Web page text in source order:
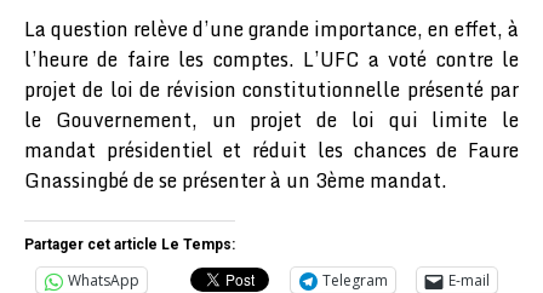
La question relève d’une grande importance, en effet, à
l’heure de faire les comptes. L’UFC a voté contre le
projet de loi de révision constitutionnelle présenté par
le Gouvernement, un projet de loi qui limite le
mandat présidentiel et réduit les chances de Faure
Gnassingbé de se présenter à un 3ème mandat.
Partager cet article Le Temps:
WhatsApp Telegram
E-mail